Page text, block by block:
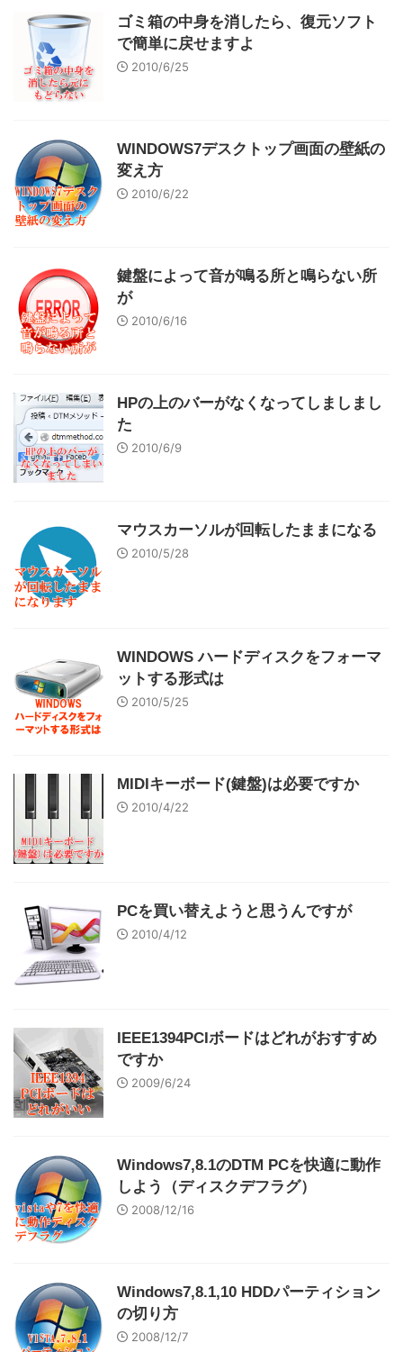
ゴミ箱の中身を消したら、復元ソフト
で簡単に戻せますよ
2010/6/25
WINDOWS7デスクトップ画面の壁紙の
変え方
2010/6/22
鍵盤によって音が鳴る所と鳴らない所
が
2010/6/16
HPの上のバーがなくなってしましまし
た
2010/6/9
マウスカーソルが回転したままになる
2010/5/28
WINDOWS ハードディスクをフォーマ
ットする形式は
2010/5/25
MIDIキーボード(鍵盤)は必要ですか
2010/4/22
PCを買い替えようと思うんですが
2010/4/12
IEEE1394PCIボードはどれがおすすめ
ですか
2009/6/24
Windows7,8.1のDTM PCを快適に動作
しよう（ディスクデフラグ）
2008/12/16
Windows7,8.1,10 HDDパーティション
の切り方
2008/12/7